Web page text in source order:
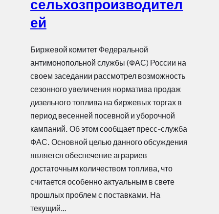
сельхозпроизводител
ей
Биржевой комитет Федеральной
антимонопольной службы (ФАС) России на
своем заседании рассмотрел возможность
сезонного увеличения норматива продаж
дизельного топлива на биржевых торгах в
период весенней посевной и уборочной
кампаний. Об этом сообщает пресс-служба
ФАС. Основной целью данного обсуждения
является обеспечение аграриев
достаточным количеством топлива, что
считается особенно актуальным в свете
прошлых проблем с поставками. На
текущий…